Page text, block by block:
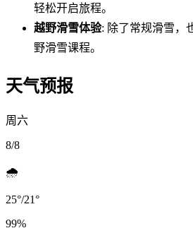
轻松开启旅程。
越野滑雪体验: 除了常规滑雪，
野滑雪课程。
天气预报
周六
8/8
🌧️
25°/21°
99%